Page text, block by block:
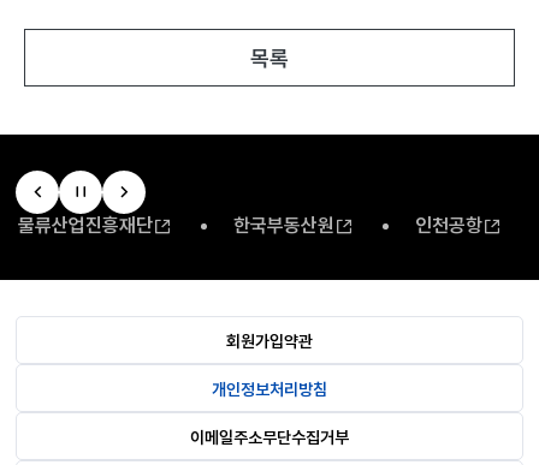
목록
물류산업진흥재단 한국부동산원 인천공항
회원가입약관
개인정보처리방침
이메일주소무단수집거부